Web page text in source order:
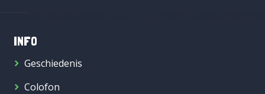
INFO
Geschiedenis
Colofon